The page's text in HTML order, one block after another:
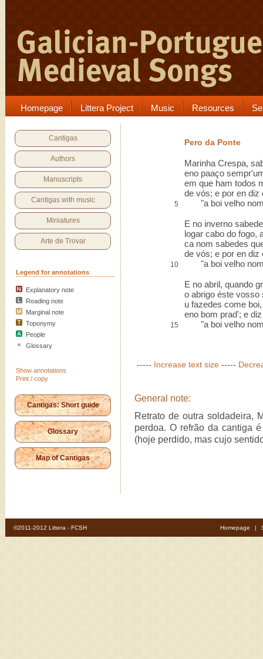
Homepage Littera Project Music Resources
Cantigas
Authors
Manuscripts
Cantigas with music
Miniatures
Arte de Trovar
Legend for annotations
Explanatory note
Reading note
Marginal note
Toponymy
People
Glossary
Show annotations
Print / copy
Cantigas: Short guide
Glossary
Map of Cantigas
Pero da Ponte
Marinha Crespa,
eno paaço
em que ham todos
de vós; e por en diz
5 "a boi velho nom
E no inverno
logar cabo do fogo,
ca nom sabedes
de vós; e por en diz
10 "a boi velho nom
E no abril, quando
o abrigo éste vosso
u fazedes come
eno bom prad'; e
15 "a boi velho nom
----- Increase text size -----
General note:
Retrato de outra soldadeira,
perdoa. O refrão da cantiga
(hoje perdido, mas cujo
©2011-2012 Littera - FCSH Homepage |